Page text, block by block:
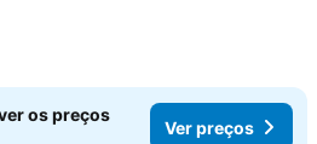
os preços
Ver preços